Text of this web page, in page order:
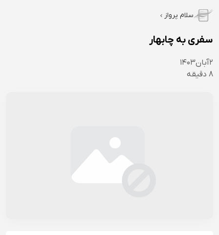
سلام پرواز
سفری به چابهار
۲آبان۱۴۰۳
8 دقیقه